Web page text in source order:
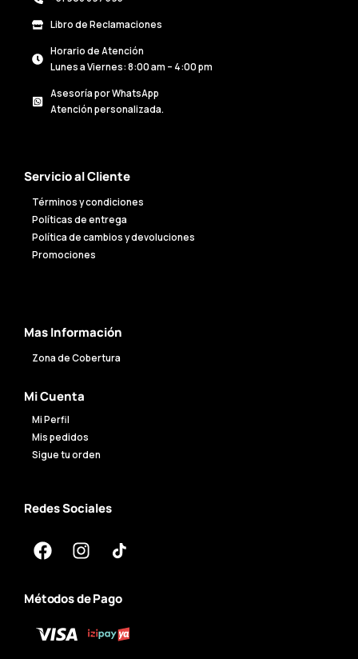
Libro de Reclamaciones
Horario de Atención
Lunes a Viernes: 8:00 am – 4:00 pm
Asesoría por WhatsApp
Atención personalizada.
Servicio al Cliente
Términos y condiciones
Políticas de entrega
Política de cambios y devoluciones
Promociones
Mas Información
Zona de Cobertura
Mi Cuenta
Mi Perfil
Mis pedidos
Sigue tu orden
Redes Sociales
Métodos de Pago